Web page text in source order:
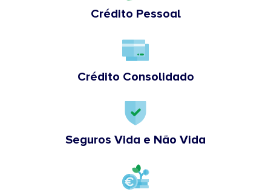
Crédito Pessoal
Crédito Consolidado
Seguros Vida e Não Vida